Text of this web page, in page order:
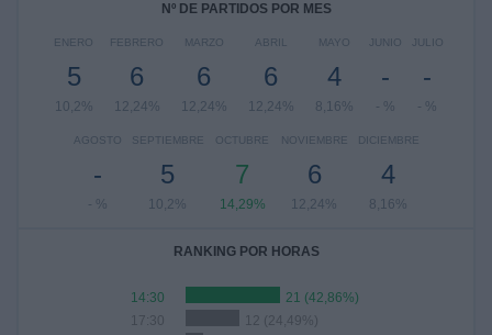
Nº DE PARTIDOS POR MES
ENERO
5
10,2%
FEBRERO
6
12,24%
MARZO
6
12,24%
ABRIL
6
12,24%
MAYO
4
8,16%
JUNIO
-
- %
JULIO
-
- %
AGOSTO
-
- %
SEPTIEMBRE
5
10,2%
OCTUBRE
7
14,29%
NOVIEMBRE
6
12,24%
DICIEMBRE
4
8,16%
RANKING POR HORAS
14:30
21 (42,86%)
17:30
12 (24,49%)